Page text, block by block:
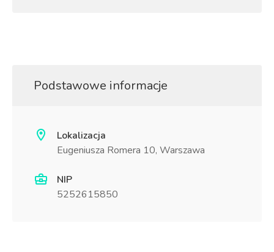
Podstawowe informacje
Lokalizacja
Eugeniusza Romera 10, Warszawa
NIP
5252615850